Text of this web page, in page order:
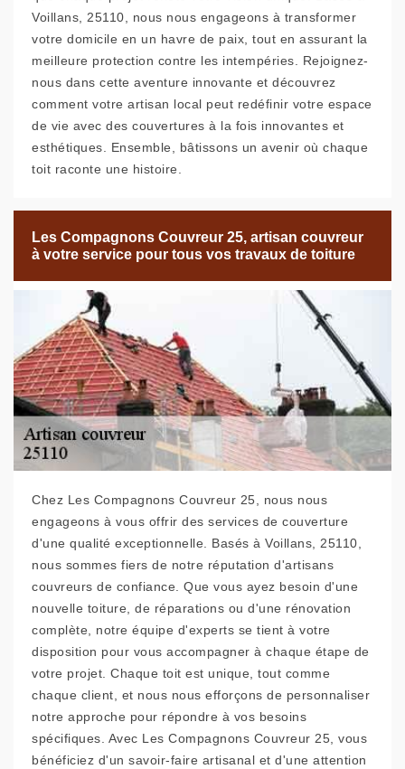
Voillans, 25110, nous nous engageons à transformer
votre domicile en un havre de paix, tout en assurant la
meilleure protection contre les intempéries. Rejoignez-
nous dans cette aventure innovante et découvrez
comment votre artisan local peut redéfinir votre espace
de vie avec des couvertures à la fois innovantes et
esthétiques. Ensemble, bâtissons un avenir où chaque
toit raconte une histoire.
Les Compagnons Couvreur 25, artisan couvreur
à votre service pour tous vos travaux de toiture
Chez Les Compagnons Couvreur 25, nous nous
engageons à vous offrir des services de couverture
d'une qualité exceptionnelle. Basés à Voillans, 25110,
nous sommes fiers de notre réputation d'artisans
couvreurs de confiance. Que vous ayez besoin d'une
nouvelle toiture, de réparations ou d'une rénovation
complète, notre équipe d'experts se tient à votre
disposition pour vous accompagner à chaque étape de
votre projet. Chaque toit est unique, tout comme
chaque client, et nous nous efforçons de personnaliser
notre approche pour répondre à vos besoins
spécifiques. Avec Les Compagnons Couvreur 25, vous
bénéficiez d'un savoir-faire artisanal et d'une attention